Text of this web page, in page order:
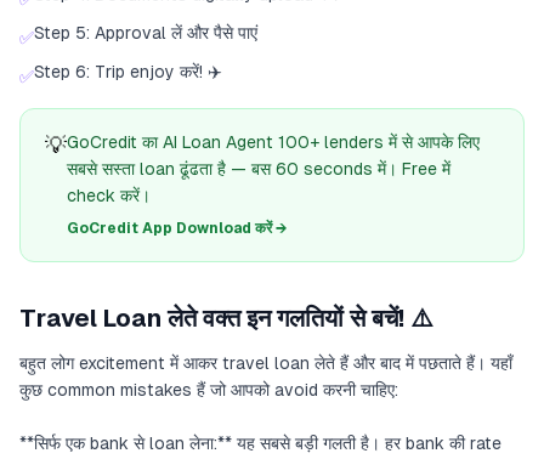
✅Step 5: Approval लें और पैसे पाएं
✅Step 6: Trip enjoy करें! ✈️
💡GoCredit का AI Loan Agent 100+ lenders में से आपके लिए
सबसे सस्ता loan ढूंढता है — बस 60 seconds में। Free में
check करें।
GoCredit App Download करें →
Travel Loan लेते वक्त इन गलतियों से बचें! ⚠️
बहुत लोग excitement में आकर travel loan लेते हैं और बाद में पछताते हैं। यहाँ
कुछ common mistakes हैं जो आपको avoid करनी चाहिए:
**सिर्फ एक bank से loan लेना:** यह सबसे बड़ी गलती है। हर bank की rate